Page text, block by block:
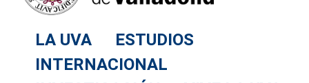
LA UVA
ESTUDIOS
INTERNACIONAL